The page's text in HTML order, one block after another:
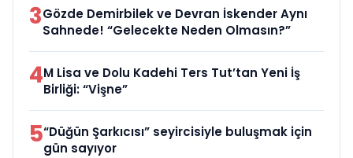
3Gözde Demirbilek ve Devran İskender Aynı
Sahnede! “Gelecekte Neden Olmasın?”
4M Lisa ve Dolu Kadehi Ters Tut’tan Yeni İş
Birliği: “Vişne”
5“Düğün Şarkıcısı” seyircisiyle buluşmak için
gün sayıyor